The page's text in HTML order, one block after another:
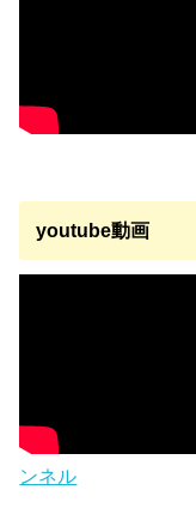
youtube動画
ンネル